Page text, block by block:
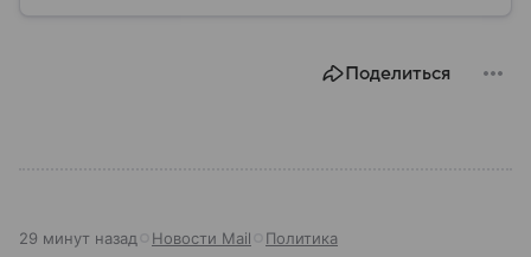
Поделиться
29 минут назад Новости Mail Политика